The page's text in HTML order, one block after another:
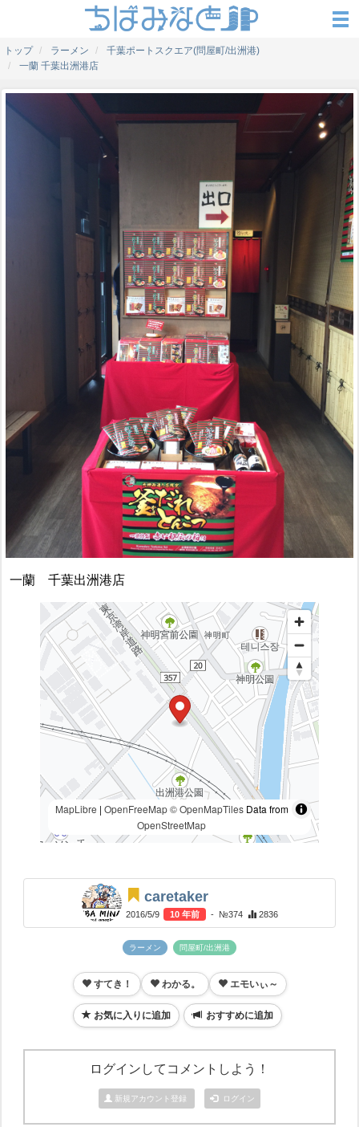
トップ ラーメン
千葉ポートスクエア(問屋町/出洲港)
一蘭 千葉出洲港店
一蘭 千葉出洲港店
MapLibre | OpenFreeMap © OpenMapTilesData from
OpenStreetMap
caretaker
2016/5/9 10 年前 - №374 2836
ラーメン 問屋町/出洲港
すてき！ わかる。 エモいぃ～
お気に入りに追加 おすすめに追加
ログインしてコメントしよう！
新規アカウント登録 ログイン